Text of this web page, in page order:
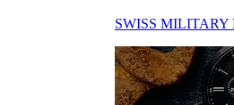
SWISS MILITARY